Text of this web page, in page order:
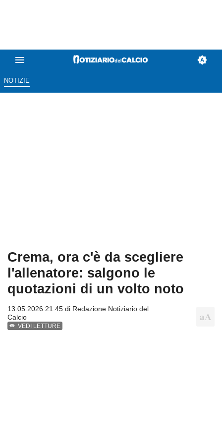
NOTIZIE
Crema, ora c'è da scegliere
l'allenatore: salgono le
quotazioni di un volto noto
13.05.2026 21:45 di Redazione Notiziario del
Calcio
VEDI LETTURE